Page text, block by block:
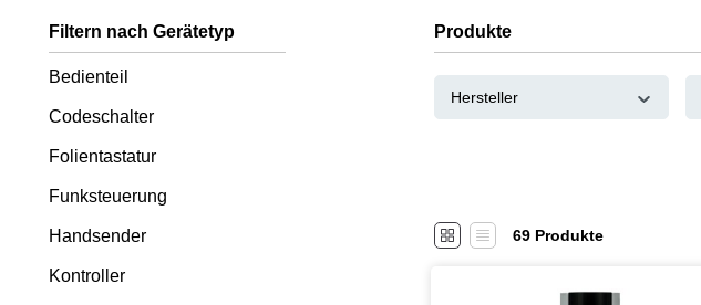
Filtern nach Gerätetyp
Bedienteil
Codeschalter
Folientastatur
Funksteuerung
Handsender
Kontroller
Produkte
Hersteller
69 Produkte